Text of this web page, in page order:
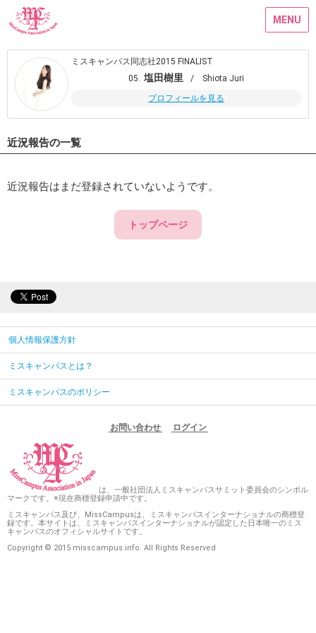
MENU
ミスキャンパス同志社2015 FINALIST
05. 塩田樹里
/ Shiota Juri
プロフィールを見る
近況報告の一覧
近況報告はまだ登録されていないようです。
トップページ
個人情報保護方針
ミスキャンパスとは？
ミスキャンパスのポリシー
お問い合わせ ログイン
は、一般社団法人ミスキャンパスサミット委員会のシンボル
マークです。※現在商標登録申請中です。
ミスキャンパス及び、MissCampusは、ミスキャンパスインターナショナルの商標登
録です。本サイトは、ミスキャンパスインターナショナルが認定した日本唯一のミス
キャンパスのオフィシャルサイトです。
Copyright © 2015 misscampus.info. All Rights Reserved